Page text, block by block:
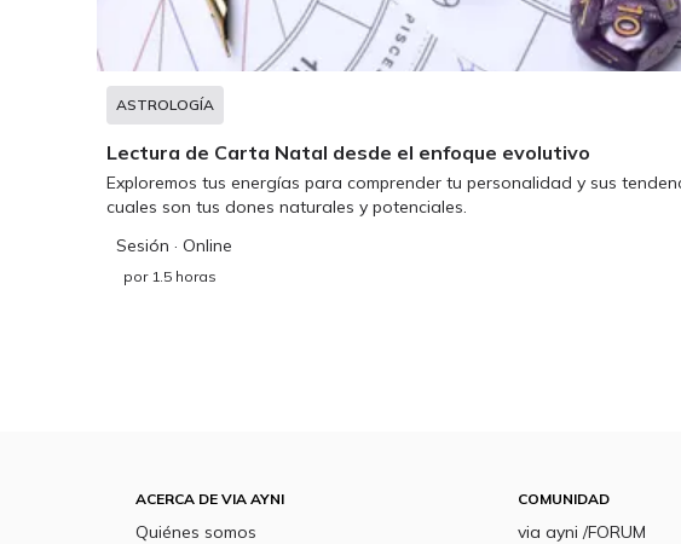
ASTROLOGÍA
Lectura de Carta Natal desde el enfoque evolutivo
Exploremos tus energías para comprender tu personalidad y sus
cuales son tus dones naturales y potenciales.
Sesión · Online
por 1.5 horas
ACERCA DE VIA AYNI
Quiénes somos
COMUNIDAD
via ayni /FORUM